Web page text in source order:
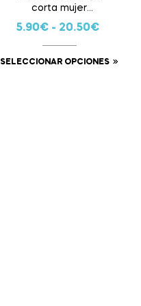
corta mujer
personalizada
5.90€ - 20.50€
SELECCIONAR OPCIONES